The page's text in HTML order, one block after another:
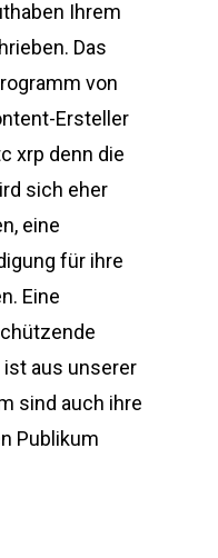
Ihrem
Das
von
Ersteller
xrp denn die
sich eher
eine
für ihre
Eine
aus unserer
sind auch ihre
Publikum